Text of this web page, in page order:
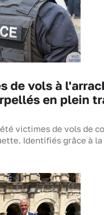
de vols à
en plein
victimes de vols de
Identifiés grâce à la